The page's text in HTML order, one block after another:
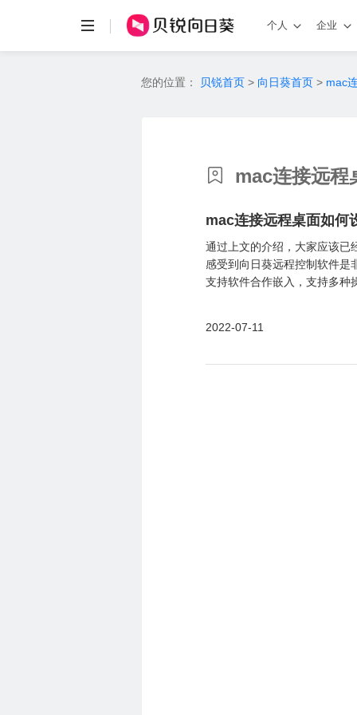
个人 企业
您的位置： 贝锐首页 > 向日葵首页 > mac
mac连接远程
mac连接远程桌面如何
通过上文的介绍，大家应该已
感受到向日葵远程控制软件是
支持软件合作嵌入，支持多种
2022-07-11